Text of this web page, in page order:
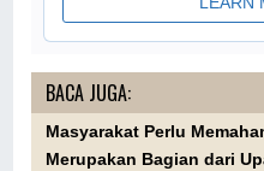
BACA JUGA:
Masyarakat Perlu
Merupakan Bagian dari